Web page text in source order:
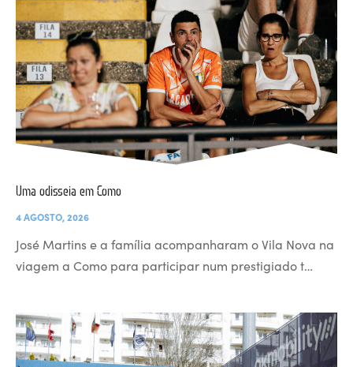
Uma odisseia em Como
4 AGOSTO, 2026
José Martins e a família acompanharam o Vila Nova na
viagem a Como para participar num prestigiado t…